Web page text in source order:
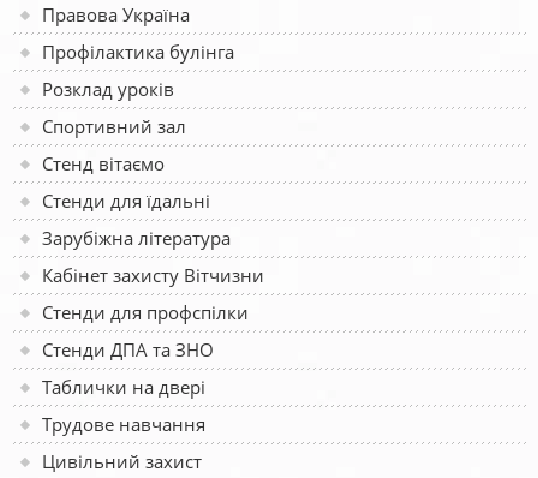
Правова Україна
Профілактика булінга
Розклад уроків
Спортивний зал
Стенд вітаємо
Стенди для їдальні
Зарубіжна література
Кабінет захисту Вітчизни
Стенди для профспілки
Стенди ДПА та ЗНО
Таблички на двері
Трудове навчання
Цивільний захист